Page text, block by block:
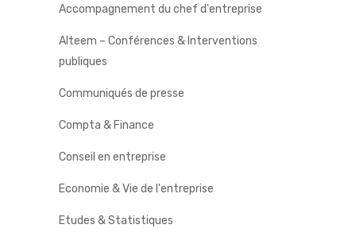
Accompagnement du chef d'entreprise
Alteem – Conférences & Interventions
publiques
Communiqués de presse
Compta & Finance
Conseil en entreprise
Economie & Vie de l'entreprise
Etudes & Statistiques